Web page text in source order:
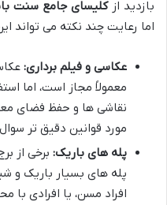
بازدید ازکلیسای جامع سنت
اما رعایت چند نکته می تواند
عکاسی و فیلم برداری:
معمولاً مجاز است، اما
نقاشی ها و حفظ فضای
مورد قوانین دقیق تر
پله های باریک: برخی از
پله های بسیار باریک و
افراد مسن، یا افرادی